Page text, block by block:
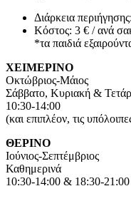
Διάρκεια
Κόστος: 3 € / ανά
*τα παιδιά
ΧΕΙΜΕΡΙΝΟ
Οκτώβριος-Μάιος
Σάββατο, Κυριακή &
10:30-14:00
(και επιπλέον, τις
ΘΕΡΙΝΟ
Ιούνιος-Σεπτέμβριος
Καθημερινά
10:30-14:00 & 18:30-21:00